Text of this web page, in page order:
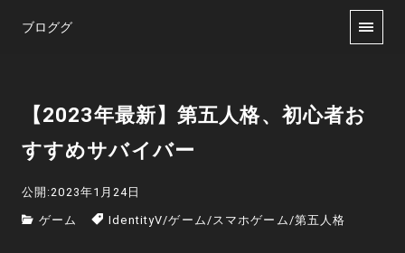
ブロググ
【2023年最新】第五人格、初心者お
すすめサバイバー
公開:2023年1月24日
ゲーム IdentityV/ゲーム / スマホゲーム /第五人格